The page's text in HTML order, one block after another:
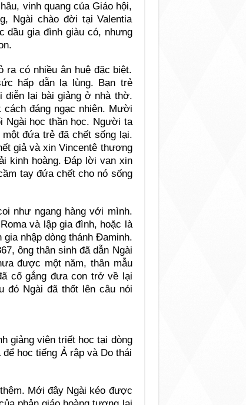
vinh quang của Giáo hội,
Ngài chào đời tại Valentia
dầu gia đình giàu có, nhưng
ra có nhiều ân huệ đặc biệt.
hấp dẫn lạ lùng. Bạn trẻ
diễn lại bài giảng ở nhà thờ.
cách đáng ngạc nhiên. Mười
Ngài học thần học. Người ta
đứa trẻ đã chết sống lại.
giả và xin Vincentê thương
kinh hoàng. Đáp lời van xin
tay đứa chết cho nó sống
như ngang hàng với mình.
và lập gia đình, hoặc là
nhập dòng thánh Đaminh.
ông thân sinh đã dẫn Ngài
được một năm, thân mẫu
cố gắng đưa con trở về lại
đó Ngài đã thốt lên câu nói
giảng viên triết học tại dòng
học tiếng Ả rập và Do thái
Mới đây Ngài kéo được